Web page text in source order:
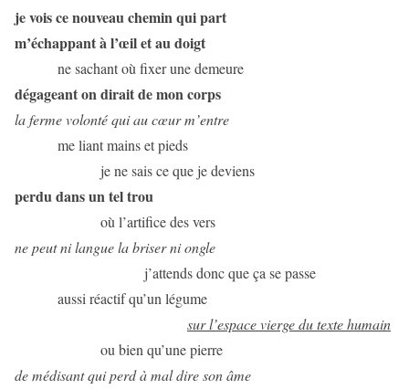
je vois ce nouveau chemin qui part
m’échappant à l’œil et au doigt
ne sachant où fixer une demeure
dégageant on dirait de mon corps
la ferme volonté qui au cœur m’entre
me liant mains et pieds
je ne sais ce que je deviens
perdu dans un tel trou
où l’artifice des vers
ne peut ni langue la briser ni ongle
j’attends donc que ça se passe
aussi réactif qu’un légume
sur l’espace vierge du texte humain
ou bien qu’une pierre
de médisant qui perd à mal dire son âme